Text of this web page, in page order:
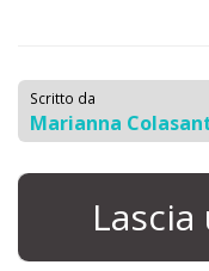
Scritto da
Marianna